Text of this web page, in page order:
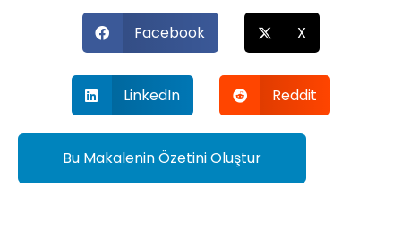
Facebook X
LinkedIn Reddit
Bu Makalenin Özetini Oluştur